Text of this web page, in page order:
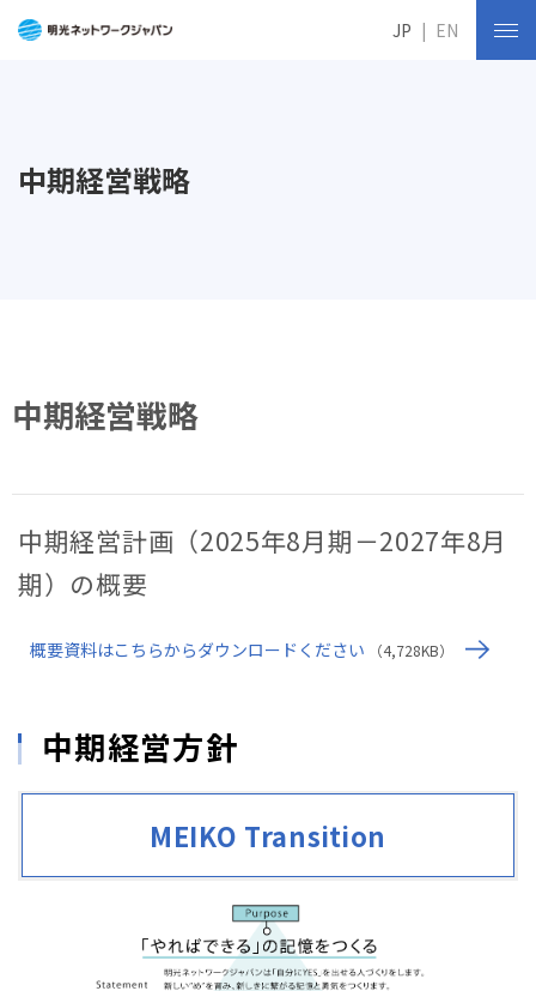
中期経営戦略
中期経営戦略
中期経営計画（2025年8月期－2027年8月
期）の概要
概要資料はこちらからダウンロードください （4,728KB）
中期経営方針
MEIKO Transition
JP EN